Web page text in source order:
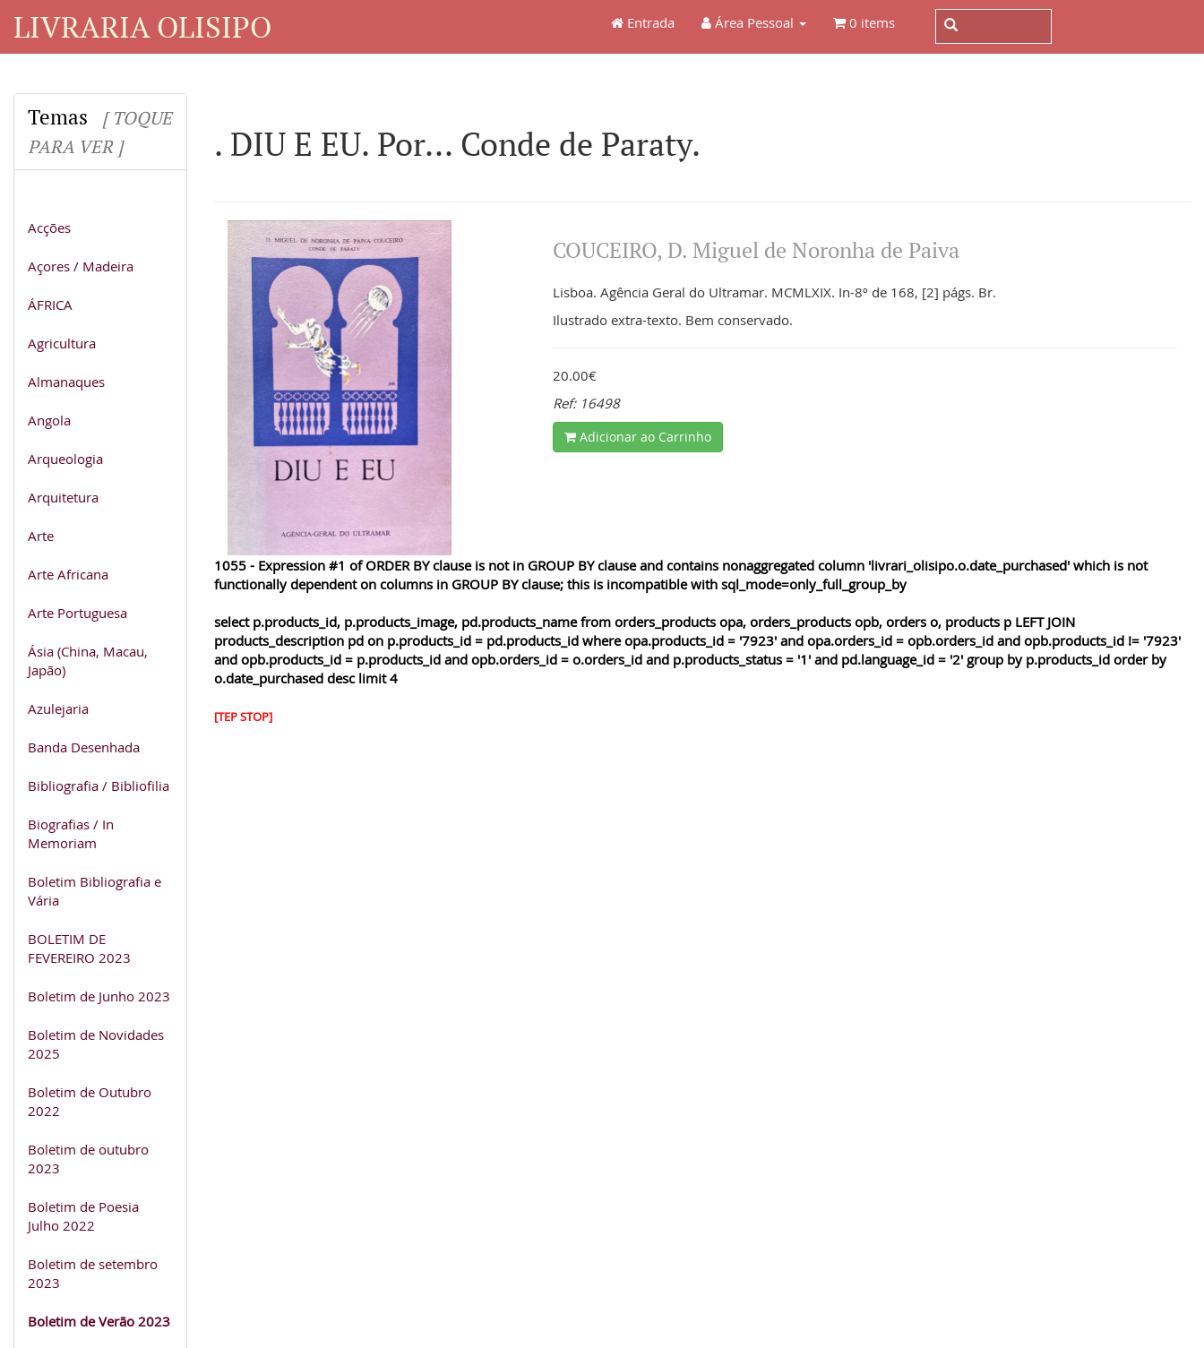
LIVRARIA OLISIPO Entrada Área Pessoal 0 items
Temas
[ TOQUE
PARA VER ]
Acções
Açores / Madeira
ÁFRICA
Agricultura
Almanaques
Angola
Arqueologia
Arquitetura
Arte
Arte Africana
Arte Portuguesa
Ásia (China, Macau,
Japão)
Azulejaria
Banda Desenhada
Bibliografia / Bibliofilia
Biografias / In
Memoriam
Boletim Bibliografia e
Vária
BOLETIM DE
FEVEREIRO 2023
Boletim de Junho 2023
Boletim de Novidades
2025
Boletim de Outubro
2022
Boletim de outubro
2023
Boletim de Poesia
Julho 2022
Boletim de setembro
2023
Boletim de Verão 2023
. DIU E EU. Por... Conde de Paraty.
COUCEIRO, D. Miguel de Noronha de Paiva
Lisboa. Agência Geral do Ultramar. MCMLXIX. In-8º de 168, [2] págs. Br.
Ilustrado extra-texto. Bem conservado.
20.00€
Ref: 16498
Adicionar ao Carrinho
1055 - Expression #1 of ORDER BY clause is not in GROUP BY clause and contains nonaggregated column 'livrari_olisipo.o.date_purchased' which is not
functionally dependent on columns in GROUP BY clause; this is incompatible with sql_mode=only_full_group_by
select p.products_id, p.products_image, pd.products_name from orders_products opa, orders_products opb, orders o, products p LEFT JOIN
products_description pd on p.products_id = pd.products_id where opa.products_id = '7923' and opa.orders_id = opb.orders_id and opb.products_id != '7923'
and opb.products_id = p.products_id and opb.orders_id = o.orders_id and p.products_status = '1' and pd.language_id = '2' group by p.products_id order by
o.date_purchased desc limit 4
[TEP STOP]